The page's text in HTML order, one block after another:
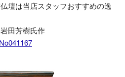
壇は当店スタッフおすすめの逸
田芳樹氏作